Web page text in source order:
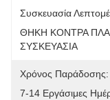
Συσκευασία
ΘΗΚΗ ΚΟΝΤΡΑ
ΣΥΣΚΕΥΑΣΙΑ
Χρόνος Παράδοσης:
7-14 Εργάσιμες